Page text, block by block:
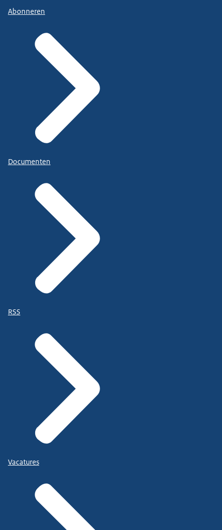
Abonneren
Documenten
RSS
Vacatures